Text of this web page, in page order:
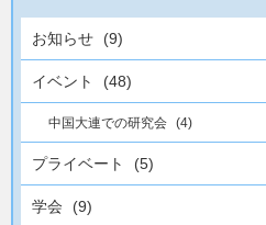
お知らせ (9)
イベント (48)
中国大連での研究会 (4)
プライベート (5)
学会 (9)